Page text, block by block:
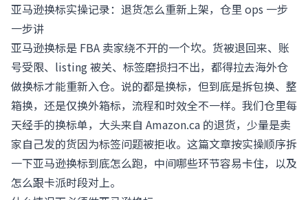
亚马逊换标实操记录：退货怎么重新上架，仓里 ops 一步
一步讲
亚马逊换标是 FBA 卖家绕不开的一个坎。货被退回来、账
号受限、listing 被关、标签磨损扫不出，都得拉去海外仓
做换标才能重新入仓。说的都是换标，但到底是拆包换、整
箱换，还是仅换外箱标，流程和时效全不一样。我们仓里每
天经手的换标单，大头来自 Amazon.ca 的退货，少量是卖
家自己发的货因为标签问题被拒收。这篇文章按实操顺序拆
一下亚马逊换标到底怎么跑，中间哪些环节容易卡住，以及
怎么跟卡派时段对上。